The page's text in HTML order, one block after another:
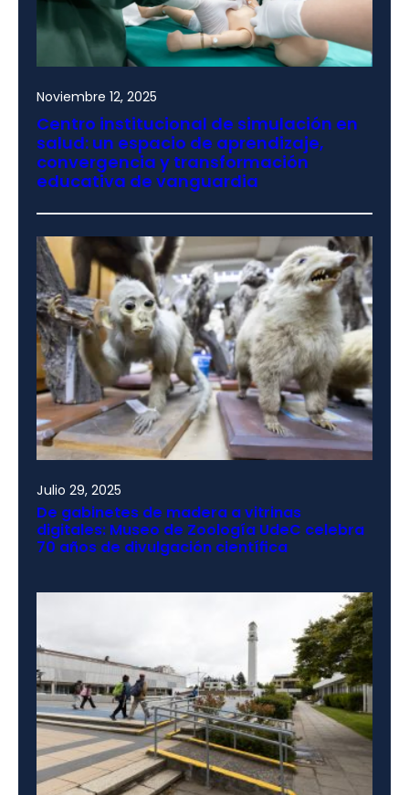
Noviembre 12, 2025
Centro institucional de simulación en
salud: un espacio de aprendizaje,
convergencia y transformación
educativa de vanguardia
Julio 29, 2025
De gabinetes de madera a vitrinas
digitales: Museo de Zoología UdeC celebra
70 años de divulgación científica